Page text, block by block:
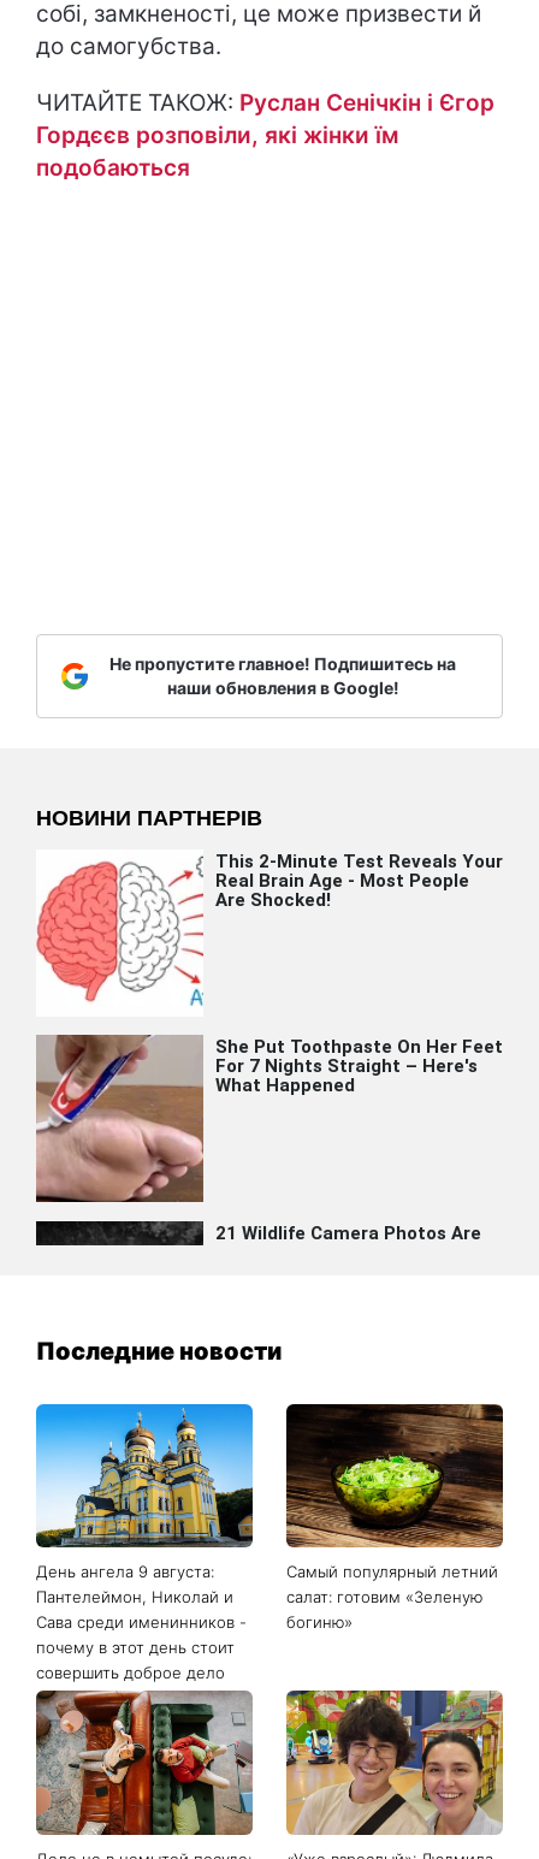
собі, замкненості, це може призвести й
до самогубства.
ЧИТАЙТЕ ТАКОЖ: Руслан Сенічкін і Єгор
Гордєєв розповіли, які жінки їм
подобаються
Не пропустите главное! Подпишитесь на
наши обновления в Google!